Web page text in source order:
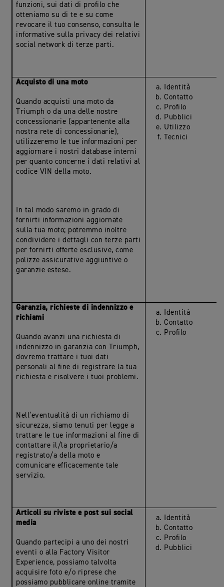
funzioni, sui dati di profilo che
otteniamo su di te e su come
revocare il tuo consenso, consulta le
informative sulla privacy dei relativi
social network di terze parti.
Acquisto di una moto
Quando acquisti una moto da
Triumph o da una delle nostre
concessionarie (appartenente alla
nostra rete di concessionarie),
utilizzeremo le tue informazioni per
aggiornare i nostri database interni
per quanto concerne i dati relativi al
codice VIN della moto.
In tal modo saremo in grado di
fornirti informazioni aggiornate
sulla tua moto; potremmo inoltre
condividere i dettagli con terze parti
per fornirti offerte esclusive, come
polizze assicurative aggiuntive o
garanzie estese.
Identità
Contatto
Profilo
Pubblici
Utilizzo
Tecnici
Garanzia, richieste di indennizzo e
richiami
Quando avanzi una richiesta di
indennizzo in garanzia con Triumph,
dovremo trattare i tuoi dati
personali al fine di registrare la tua
richiesta e risolvere i tuoi problemi.
Nell’eventualità di un richiamo di
sicurezza, siamo tenuti per legge a
trattare le tue informazioni al fine di
contattare il/la proprietario/a
registrato/a della moto e
comunicare efficacemente tale
servizio.
Identità
Contatto
Profilo
Articoli su riviste e post sui social
media
Quando partecipi a uno dei nostri
eventi o alla Factory Visitor
Experience, possiamo talvolta
acquisire foto e/o riprese che
possiamo pubblicare online tramite
Identità
Contatto
Profilo
Pubblici